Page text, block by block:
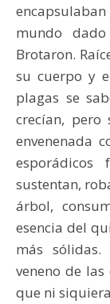
mundo
Brotaron.
su cuerpo y
plagas se
crecían, pero
envenenada
esporádicos
sustentan,
árbol,
esencia del
más
veneno de
que ni